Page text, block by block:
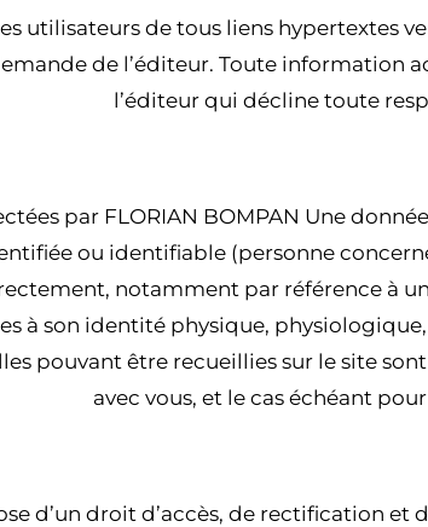
utilisateurs de tous liens hypertextes
de l’éditeur. Toute information
l’éditeur qui décline toute
par FLORIAN BOMPAN Une
ou identifiable (personne
notamment par référence à
à son identité physique,
pouvant être recueillies sur le site
avec vous, et le cas échéant
d’un droit d’accès, de rectification et